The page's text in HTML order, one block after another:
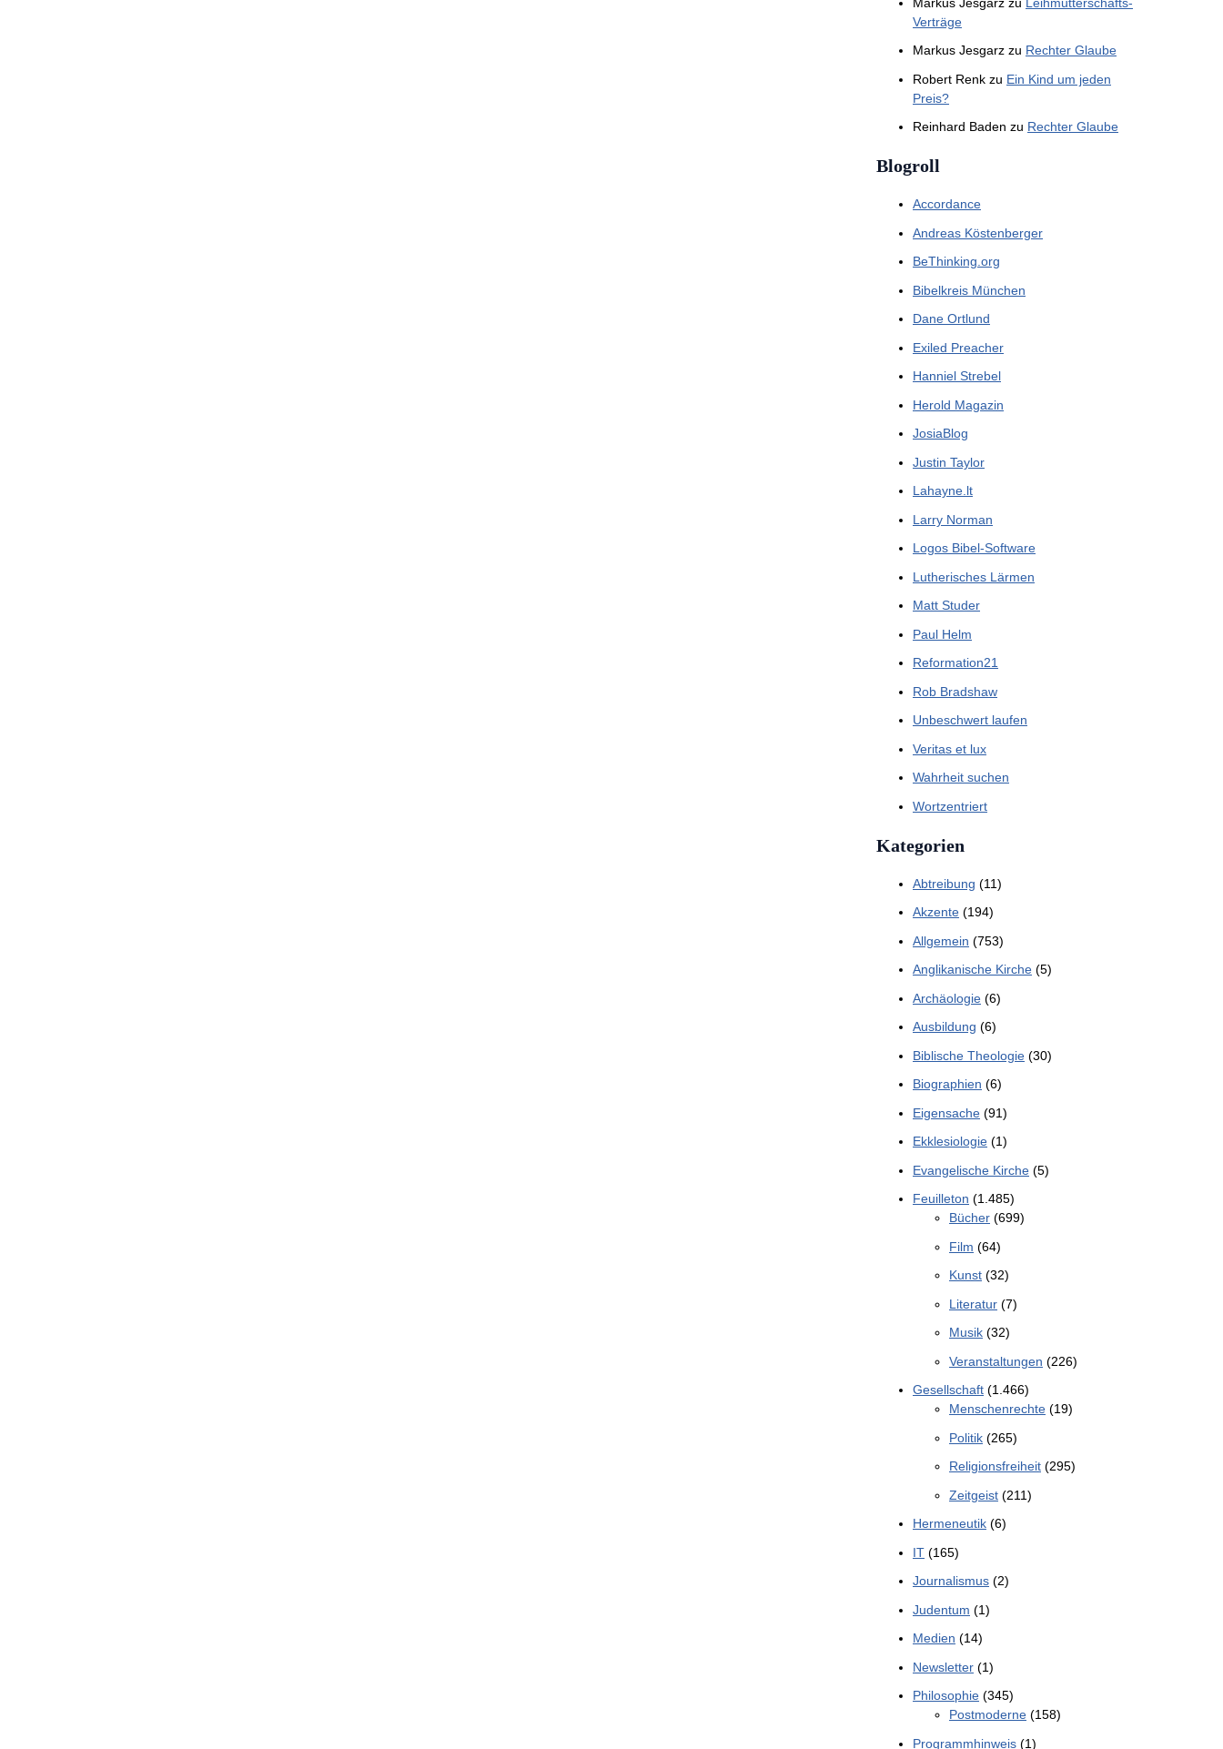
Verträge
Markus Jesgarz zu Rechter Glaube
Robert Renk zu Ein Kind um jeden
Preis?
Reinhard Baden zu Rechter Glaube
Blogroll
Accordance
Andreas Köstenberger
BeThinking.org
Bibelkreis München
Dane Ortlund
Exiled Preacher
Hanniel Strebel
Herold Magazin
JosiaBlog
Justin Taylor
Lahayne.lt
Larry Norman
Logos Bibel-Software
Lutherisches Lärmen
Matt Studer
Paul Helm
Reformation21
Rob Bradshaw
Unbeschwert laufen
Veritas et lux
Wahrheit suchen
Wortzentriert
Kategorien
Abtreibung (11)
Akzente (194)
Allgemein (753)
Anglikanische Kirche (5)
Archäologie (6)
Ausbildung (6)
Biblische Theologie (30)
Biographien (6)
Eigensache (91)
Ekklesiologie (1)
Evangelische Kirche (5)
Feuilleton (1.485)
Bücher (699)
Film (64)
Kunst (32)
Literatur (7)
Musik (32)
Veranstaltungen (226)
Gesellschaft (1.466)
Menschenrechte (19)
Politik (265)
Religionsfreiheit (295)
Zeitgeist (211)
Hermeneutik (6)
IT (165)
Journalismus (2)
Judentum (1)
Medien (14)
Newsletter (1)
Philosophie (345)
Postmoderne (158)
Programmhinweis (1)